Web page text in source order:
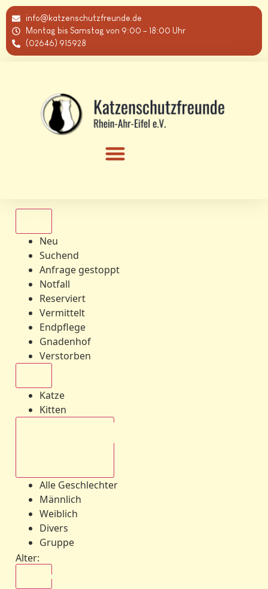
info@katzenschutzfreunde.de
Montag bis Samstag von 9:00 – 18:00 Uhr
(02646) 915928
Neu
Suchend
Anfrage gestoppt
Notfall
Reserviert
Vermittelt
Endpflege
Gnadenhof
Verstorben
Katze
Kitten
Alle Geschlechter
Männlich
Weiblich
Divers
Gruppe
Alter: